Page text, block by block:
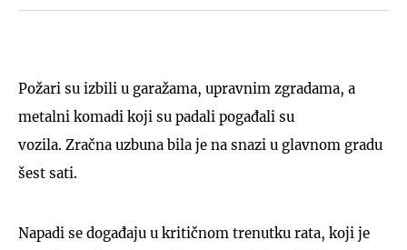
Požari su izbili u garažama, upravnim zgradama, a
metalni komadi koji su padali pogađali su
vozila. Zračna uzbuna bila je na snazi ​​u glavnom gradu
šest sati.
Napadi se događaju u kritičnom trenutku rata, koji je